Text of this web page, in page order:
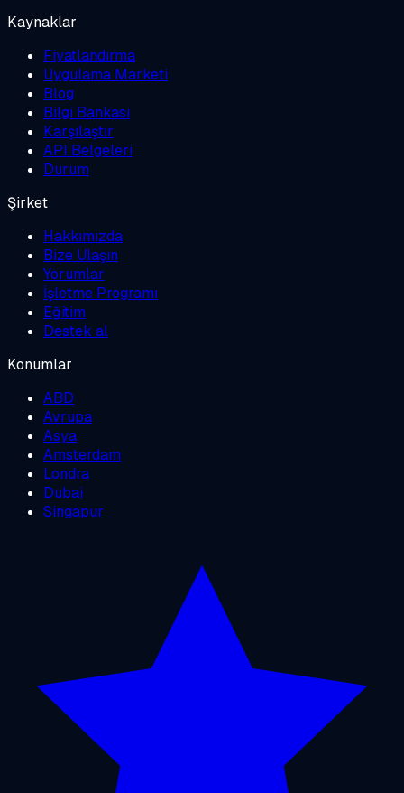
Kaynaklar
Fiyatlandırma
Uygulama Marketi
Blog
Bilgi Bankası
Karşılaştır
API Belgeleri
Durum
Şirket
Hakkımızda
Bize Ulaşın
Yorumlar
İşletme Programı
Eğitim
Destek al
Konumlar
ABD
Avrupa
Asya
Amsterdam
Londra
Dubai
Singapur